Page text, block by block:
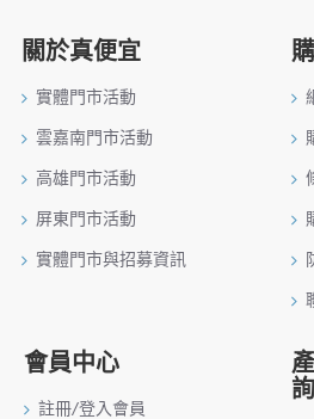
關於真便宜
實體門市活動
雲嘉南門市活動
高雄門市活動
屏東門市活動
實體門市與招募資訊
會員中心
註冊/登入會員
詢